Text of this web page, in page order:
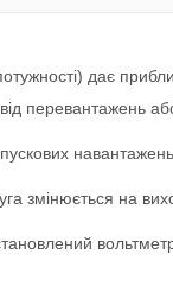
дає
перевантажень
змінюється на